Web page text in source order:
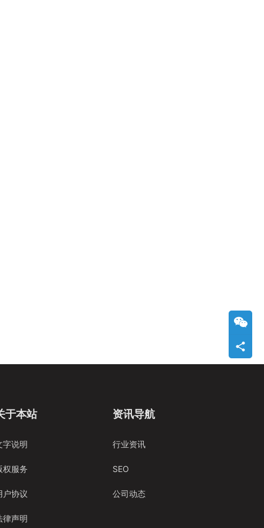
于本站
字说明
权服务
户协议
律声明
资讯导航
行业资讯
SEO
公司动态